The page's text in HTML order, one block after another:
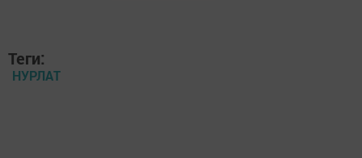
Теги:
НУРЛАТ